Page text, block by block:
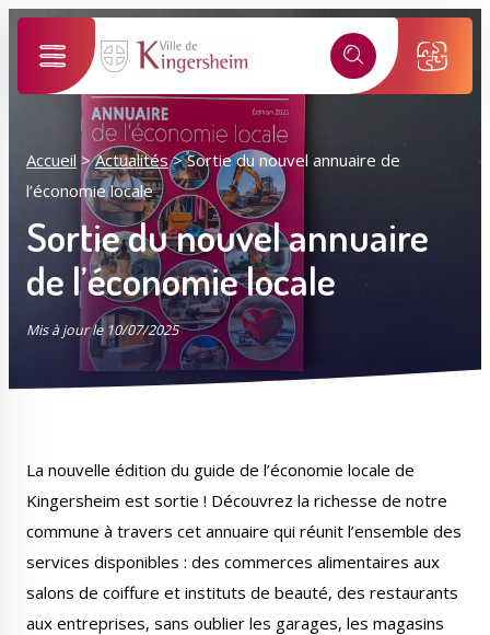
Ma ville selon mon profil
Je suis...
Mes démarches Mon compte M2A
municipales
Accueil >Actualités>Sortie du nouvel annuaire de
l’économie locale
Sortie du nouvel annuaire
de l’économie locale
Mis à jour le 10/07/2025
La nouvelle édition du guide de l’économie locale de
Kingersheim est sortie ! Découvrez la richesse de notre
commune à travers cet annuaire qui réunit l’ensemble des
services disponibles : des commerces alimentaires aux
salons de coiffure et instituts de beauté, des restaurants
aux entreprises, sans oublier les garages, les magasins
Événements, incidents...
Nos services vous informent en temps réel par SMS !
Numéro de rue*
Nom de la rue*
Sélectionner une rue
J'accepte lespolitiques de confidentialités.